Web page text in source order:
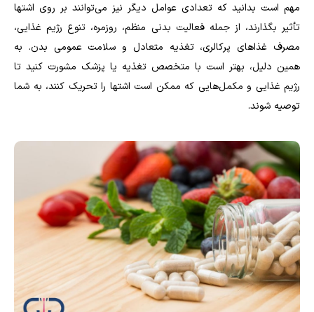
مهم است بدانید که تعدادی عوامل دیگر نیز می‌توانند بر روی اشتها
تأثیر بگذارند، از جمله فعالیت بدنی منظم، روزمره، تنوع رژیم غذایی،
مصرف غذاهای پرکالری، تغذیه متعادل و سلامت عمومی بدن. به
همین دلیل، بهتر است با متخصص تغذیه یا پزشک مشورت کنید تا
رژیم غذایی و مکمل‌هایی که ممکن است اشتها را تحریک کنند، به شما
توصیه شوند.